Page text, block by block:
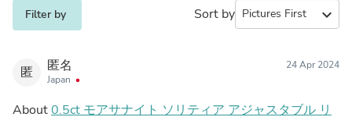
Filter by Sort by expand_more
匿 匿名
Japan
24 Apr 2024
About0.5ct モアサナイト ソリティア アジャスタブル リ